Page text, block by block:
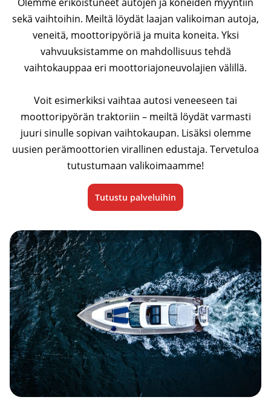
sekä vaihtoihin. Meiltä löydät laajan valikoiman autoja,
veneitä, moottoripyöriä ja muita koneita. Yksi
vahvuuksistamme on mahdollisuus tehdä
vaihtokauppaa eri moottoriajoneuvolajien välillä.
Voit esimerkiksi vaihtaa autosi veneeseen tai
moottoripyörän traktoriin – meiltä löydät varmasti
juuri sinulle sopivan vaihtokaupan. Lisäksi olemme
uusien perämoottorien virallinen edustaja. Tervetuloa
tutustumaan valikoimaamme!
Tutustu palveluihin